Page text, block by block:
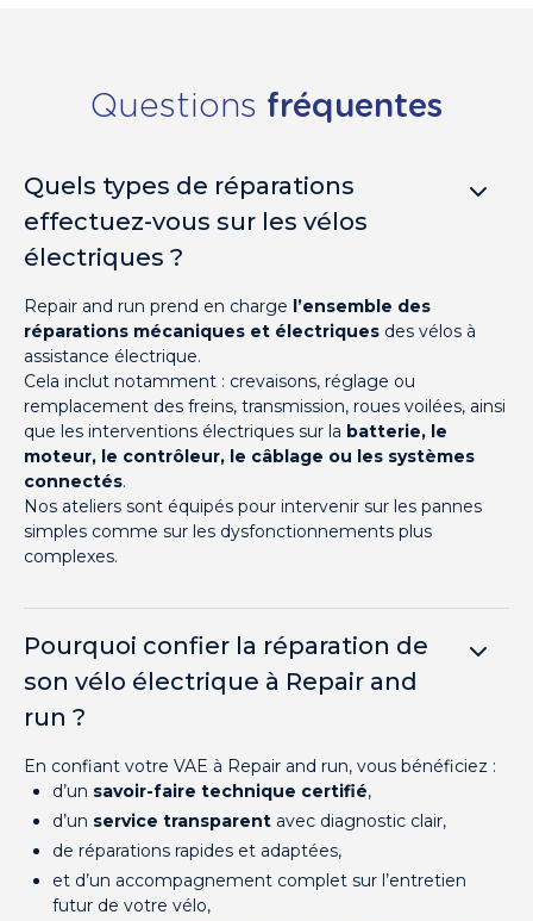
Questions fréquentes
Quels types de réparations
effectuez-vous sur les vélos
électriques ?
Repair and run prend en charge l’ensemble des
réparations mécaniques et électriques des vélos à
assistance électrique.
Cela inclut notamment : crevaisons, réglage ou
remplacement des freins, transmission, roues voilées, ainsi
que les interventions électriques sur la batterie, le
moteur, le contrôleur, le câblage ou les systèmes
connectés.
Nos ateliers sont équipés pour intervenir sur les pannes
simples comme sur les dysfonctionnements plus
complexes.
Pourquoi confier la réparation de
son vélo électrique à Repair and
run ?
En confiant votre VAE à Repair and run, vous bénéficiez :
d’un savoir-faire technique certifié,
d’un service transparent avec diagnostic clair,
de réparations rapides et adaptées,
et d’un accompagnement complet sur l’entretien
futur de votre vélo,